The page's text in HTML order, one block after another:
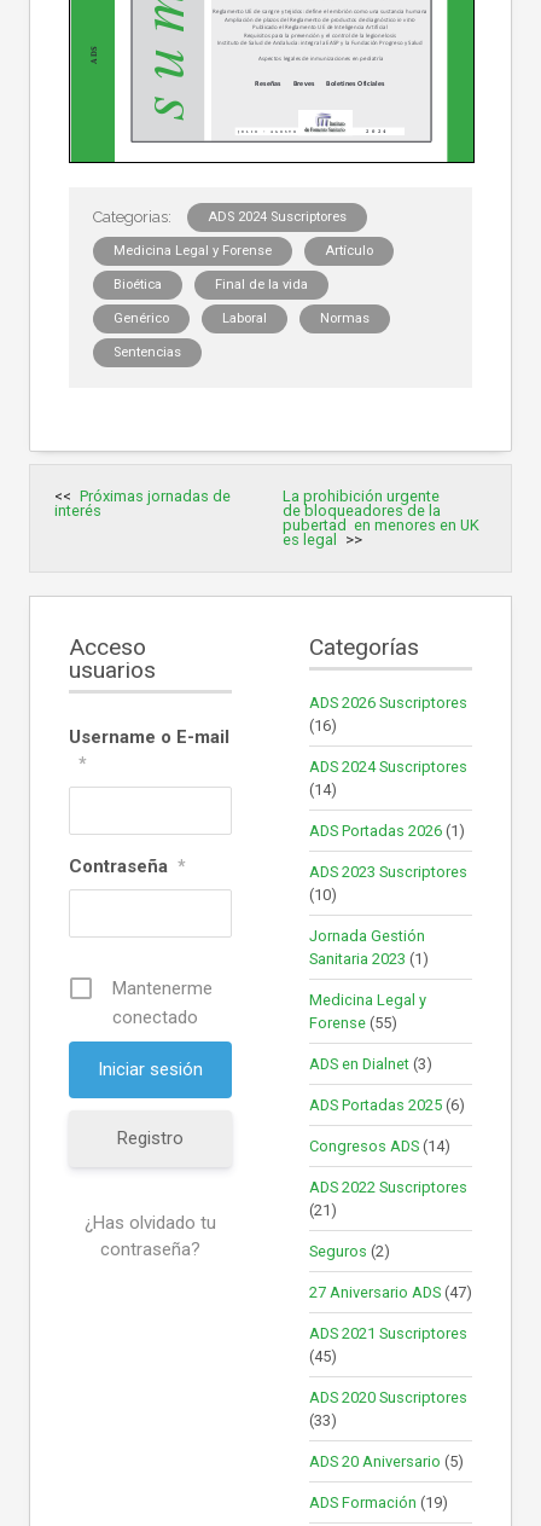
ADS 2024 Suscriptores
Medicina Legal y Forense Artículo
Bioética Final de la vida
Genérico Laboral Normas
Sentencias
de
entradas
Próximas jornadas de
interés
La prohibición urgente
de bloqueadores de la
pubertad en menores en UK
es legal
Acceso
usuarios
Username o E-mail
*
Contraseña *
Mantenerme
conectado
Registro
¿Has olvidado tu
contraseña?
Categorías
ADS 2026 Suscriptores
(16)
ADS 2024 Suscriptores
(14)
ADS Portadas 2026 (1)
ADS 2023 Suscriptores
(10)
Jornada Gestión
Sanitaria 2023 (1)
Medicina Legal y
Forense (55)
ADS en Dialnet (3)
ADS Portadas 2025 (6)
Congresos ADS (14)
ADS 2022 Suscriptores
(21)
Seguros (2)
27 Aniversario ADS (47)
ADS 2021 Suscriptores
(45)
ADS 2020 Suscriptores
(33)
ADS 20 Aniversario (5)
ADS Formación (19)